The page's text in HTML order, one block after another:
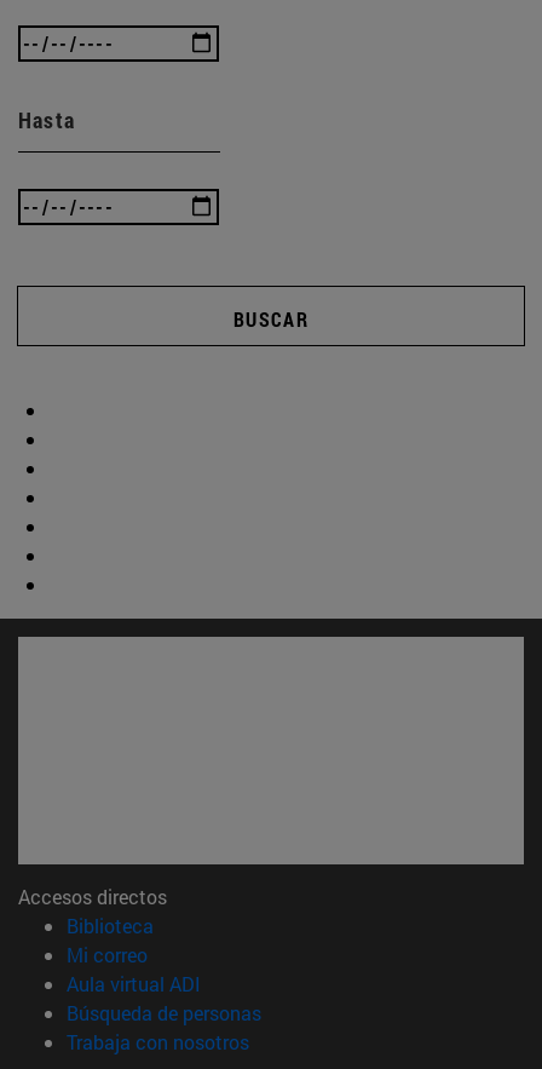
Hasta
BUSCAR
Accesos directos
Biblioteca
Mi correo(abre en nueva ventana)
Aula virtual ADI
Búsqueda de personas(abre en nueva ventana)
Trabaja con nosotros(abre en nueva ventana)